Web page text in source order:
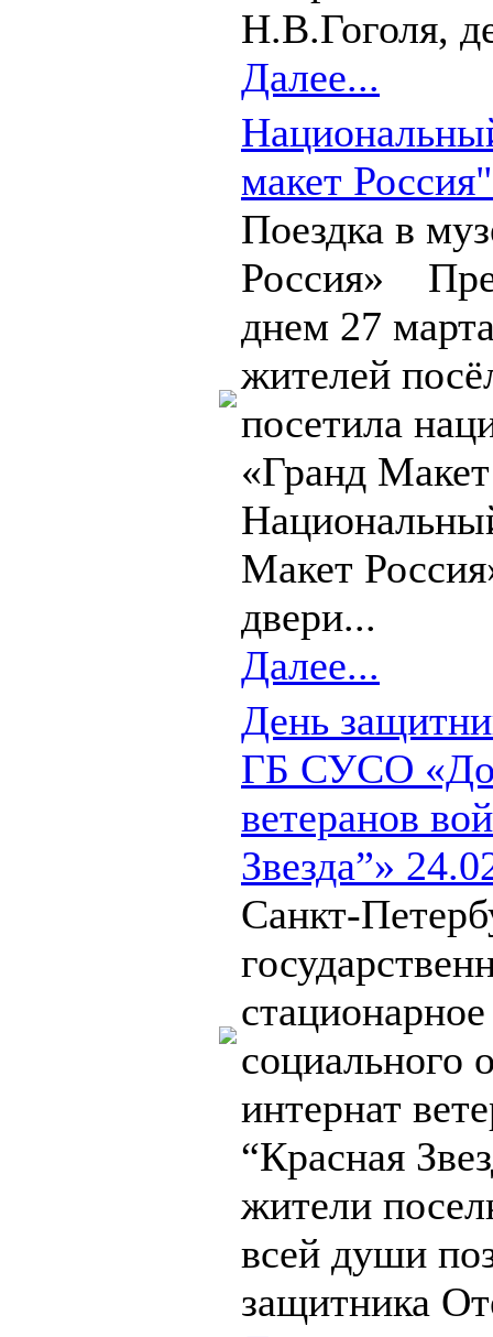
Н.В.Гоголя,
Далее...
макет
Поездка в
Россия»
днем 27
жителей
посетила
«Гранд
Макет
двери...
Далее...
День
ГБ СУСО
ветеранов
Звезда”»
Санкт-
социального
интернат
“Красная
жители
всей души
защитника